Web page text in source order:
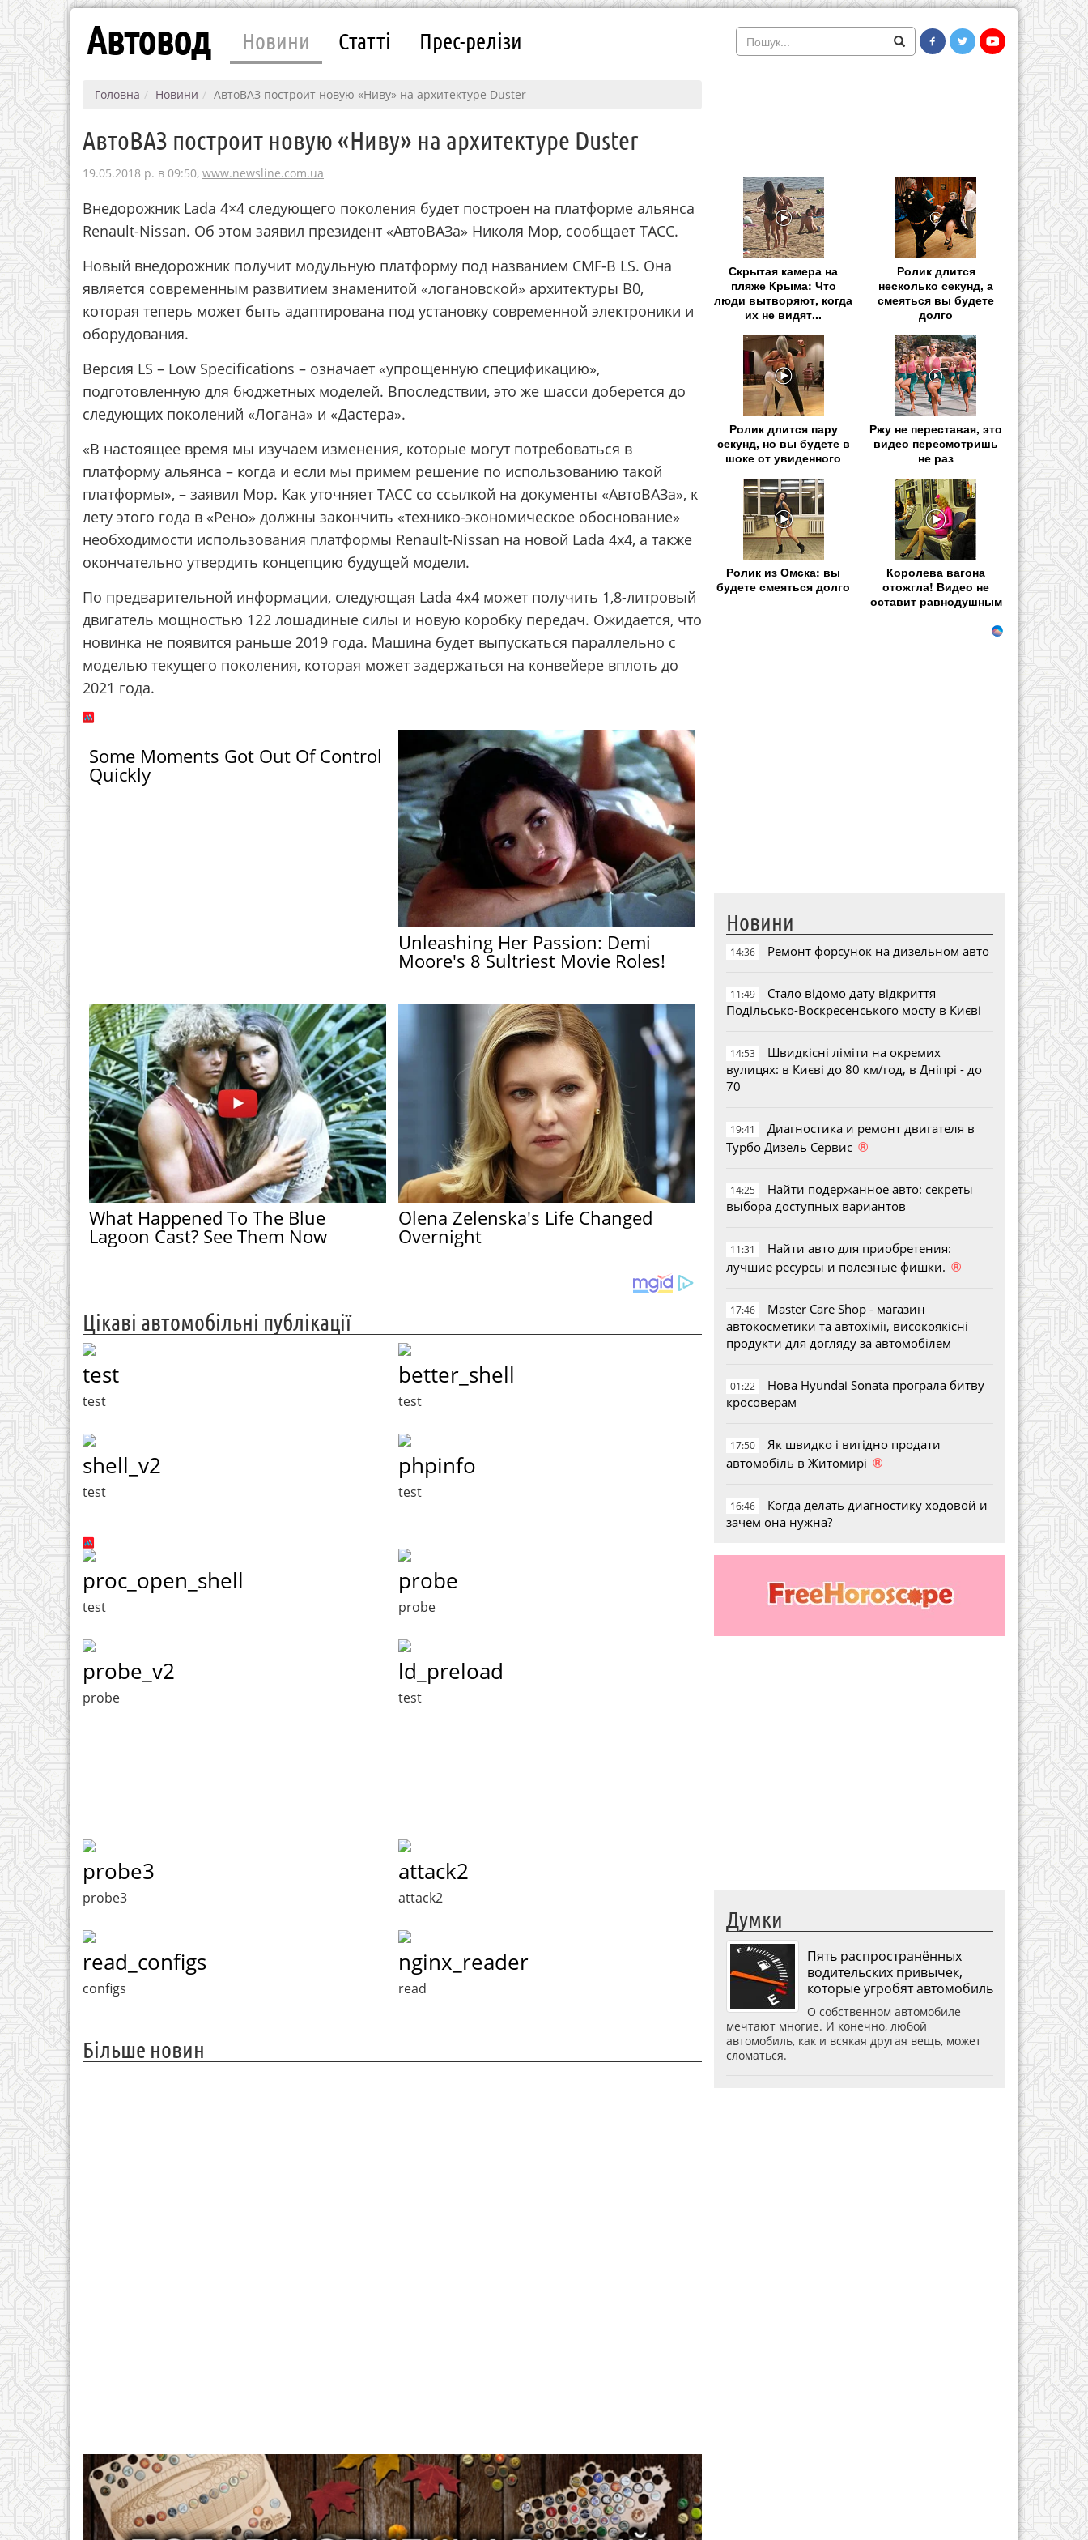
Автовод Новини Статті Прес-релізи
Головна Новини АвтоВАЗ построит новую «Ниву» на архитектуре Duster
АвтоВАЗ построит новую «Ниву» на архитектуре Duster
19.05.2018 р. в 09:50, www.newsline.com.ua
Внедорожник Lada 4×4 следующего поколения будет построен на платформе альянса
Renault-Nissan. Об этом заявил президент «АвтоВАЗа» Николя Мор, сообщает ТАСС.
Новый внедорожник получит модульную платформу под названием CMF-B LS. Она
является современным развитием знаменитой «логановской» архитектуры B0,
которая теперь может быть адаптирована под установку современной электроники и
оборудования.
Версия LS – Low Specifications – означает «упрощенную спецификацию»,
подготовленную для бюджетных моделей. Впоследствии, это же шасси доберется до
следующих поколений «Логана» и «Дастера».
«В настоящее время мы изучаем изменения, которые могут потребоваться в
платформу альянса – когда и если мы примем решение по использованию такой
платформы», – заявил Мор. Как уточняет ТАСС со ссылкой на документы «АвтоВАЗа», к
лету этого года в «Рено» должны закончить «технико-экономическое обоснование»
необходимости использования платформы Renault-Nissan на новой Lada 4х4, а также
окончательно утвердить концепцию будущей модели.
По предварительной информации, следующая Lada 4х4 может получить 1,8-литровый
двигатель мощностью 122 лошадиные силы и новую коробку передач. Ожидается, что
новинка не появится раньше 2019 года. Машина будет выпускаться параллельно с
моделью текущего поколения, которая может задержаться на конвейере вплоть до
2021 года.
Some Moments Got Out Of Control
Quickly
Unleashing Her Passion: Demi
Moore's 8 Sultriest Movie Roles!
What Happened To The Blue
Lagoon Cast? See Them Now
Olena Zelenska's Life Changed
Overnight
Цікаві автомобільні публікації
test
test
better_shell
test
shell_v2
test
phpinfo
test
proc_open_shell
test
probe
probe
probe_v2
probe
ld_preload
test
probe3
probe3
attack2
attack2
read_configs
configs
nginx_reader
read
Більше новин
Скрытая камера на
пляже Крыма: Что
люди вытворяют, когда
их не видят...
Ролик длится
несколько секунд, а
смеяться вы будете
долго
Ролик длится пару
секунд, но вы будете в
шоке от увиденного
Ржу не переставая, это
видео пересмотришь
не раз
Ролик из Омска: вы
будете смеяться долго
Королева вагона
отожгла! Видео не
оставит равнодушным
Новини
14:36 Ремонт форсунок на дизельном авто
11:49
Стало відомо дату відкриття
Подільсько-Воскресенського мосту в Києві
14:53
Швидкісні ліміти на окремих
вулицях: в Києві до 80 км/год, в Дніпрі - до
70
19:41
Диагностика и ремонт двигателя в
Турбо Дизель Сервис ®
14:25
Найти подержанное авто: секреты
выбора доступных вариантов
11:31
Найти авто для приобретения:
лучшие ресурсы и полезные фишки. ®
17:46
Master Care Shop - магазин
автокосметики та автохімії, високоякісні
продукти для догляду за автомобілем
01:22
Нова Hyundai Sonata програла битву
кросоверам
17:50
Як швидко і вигідно продати
автомобіль в Житомирі ®
16:46
Когда делать диагностику ходовой и
зачем она нужна?
Думки
Пять распространённых
водительских привычек,
которые угробят автомобиль
О собственном автомобиле
мечтают многие. И конечно, любой
автомобиль, как и всякая другая вещь, может
сломаться.